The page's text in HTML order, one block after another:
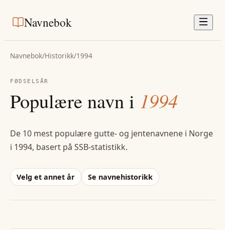
Navnebok
Navnebok/Historikk/1994
FØDSELSÅR
Populære navn i 1994
De 10 mest populære gutte- og jentenavnene i Norge
i 1994, basert på SSB-statistikk.
Velg et annet år Se navnehistorikk